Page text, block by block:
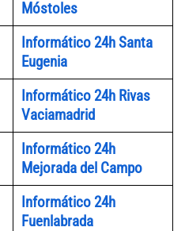
Móstoles
Informático 24h Santa
Eugenia
Informático 24h Rivas
Vaciamadrid
Informático 24h
Mejorada del Campo
Informático 24h
Fuenlabrada